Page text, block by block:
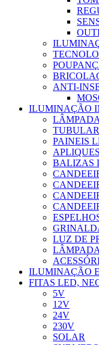
ANTI-
ILUMINAÇÃO
PAINEIS
APLIQUES
BALIZAS
LUZ DE
ILUMINAÇÃO
FITAS LED,
5V
12V
24V
230V
SOLAR